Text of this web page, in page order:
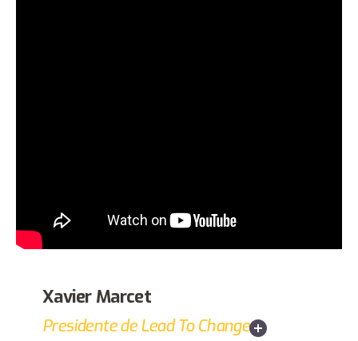
Xavier Marcet
Presidente de Lead To Change